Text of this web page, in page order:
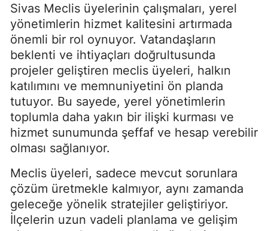
Sivas Meclis üyelerinin çalışmaları, yerel
yönetimlerin hizmet kalitesini artırmada
önemli bir rol oynuyor. Vatandaşların
beklenti ve ihtiyaçları doğrultusunda
projeler geliştiren meclis üyeleri, halkın
katılımını ve memnuniyetini ön planda
tutuyor. Bu sayede, yerel yönetimlerin
toplumla daha yakın bir ilişki kurması ve
hizmet sunumunda şeffaf ve hesap verebilir
olması sağlanıyor.
Meclis üyeleri, sadece mevcut sorunlara
çözüm üretmekle kalmıyor, aynı zamanda
geleceğe yönelik stratejiler geliştiriyor.
İlçelerin uzun vadeli planlama ve gelişim